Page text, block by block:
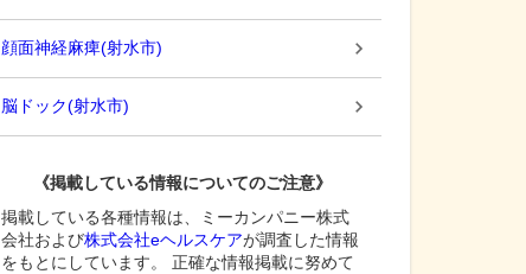
顔面神経麻痺(射水市)
脳ドック(射水市)
《掲載している情報についてのご注意》
掲載している各種情報は、ミーカンパニー株式
会社および株式会社eヘルスケアが調査した情報
をもとにしています。 正確な情報掲載に努めて